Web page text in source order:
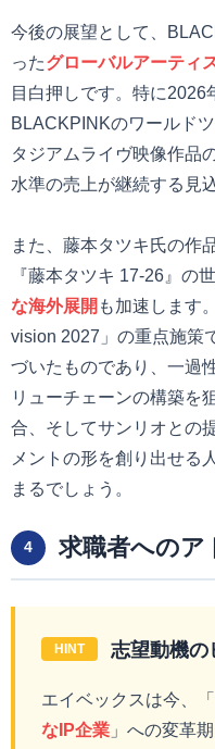
今後の展望として、
ったグローバルアーティ
目白押しです。特に2026
BLACKPINKのワールド
タジアムライヴ映像作品
水準の売上が継続する見
また、藤本タツキ氏の作
『藤本タツキ 17-26』の
な海外展開 も加速します
vision 2027」の重点施策
づいたものであり、一過
リューチェーンの構築を
合、そしてサンリオとの
メントの形を創り出せる
まるでしょう。
4 求職者へのア
HINT 志望動機の
エイベックスは今、
なIP企業 」への変革